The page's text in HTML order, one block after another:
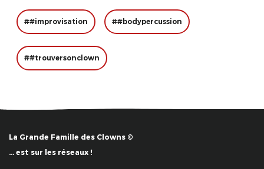
##improvisation ##bodypercussion
##trouversonclown
La Grande Famille des Clowns ©
… est sur les réseaux !